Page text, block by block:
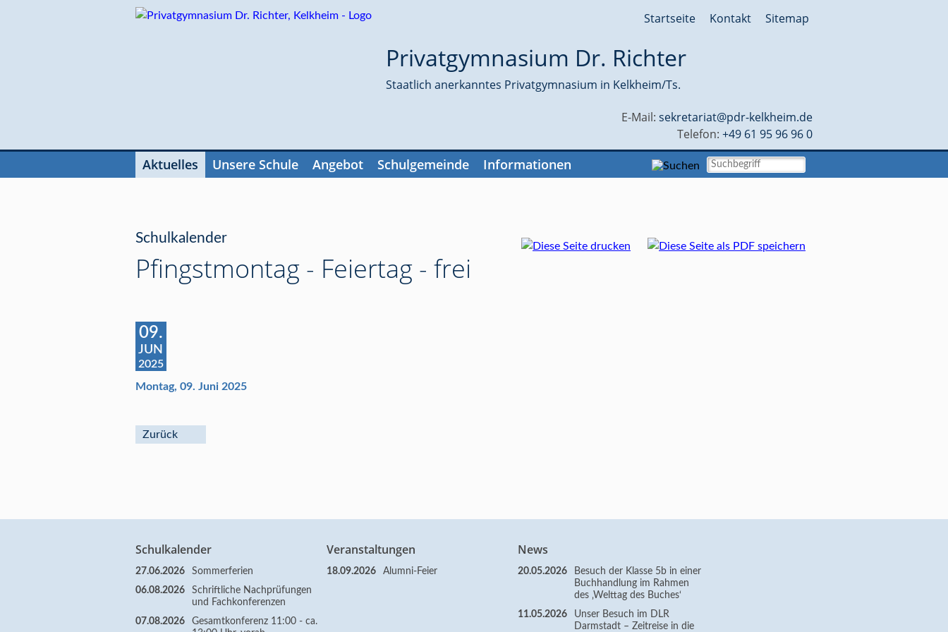
Navigation
Sitemap
Kontakt
Startseite
Privatgymnasium Dr. Richter
Staatlich anerkanntes Privatgymnasium in Kelkheim/Ts.
E-Mail: sekretariat@pdr-kelkheim.de
Telefon: +49 61 95 96 96 0
überspringen
Aktuelles Unsere Schule Angebot Schulgemeinde Informationen
Schulkalender
Pfingstmontag - Feiertag - frei
09.
JUN
2025
Montag, 09. Juni 2025
Zurück
Schulkalender
27.06.2026
Sommerferien
06.08.2026
Schriftliche Nachprüfungen
und Fachkonferenzen
07.08.2026
Gesamtkonferenz 11:00 - ca.
Veranstaltungen
18.09.2026 Alumni-Feier
News
20.05.2026
Besuch der Klasse 5b in einer
Buchhandlung im Rahmen
des ‚Welttag des Buches‘
11.05.2026
Unser Besuch im DLR
Darmstadt – Zeitreise in die